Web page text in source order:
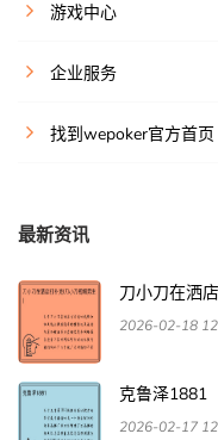
游戏中心
企业服务
找到wepoker官方首页
最新资讯
刀小刀在洒
2026-02-18
克鲁泽1881
2026-02-17